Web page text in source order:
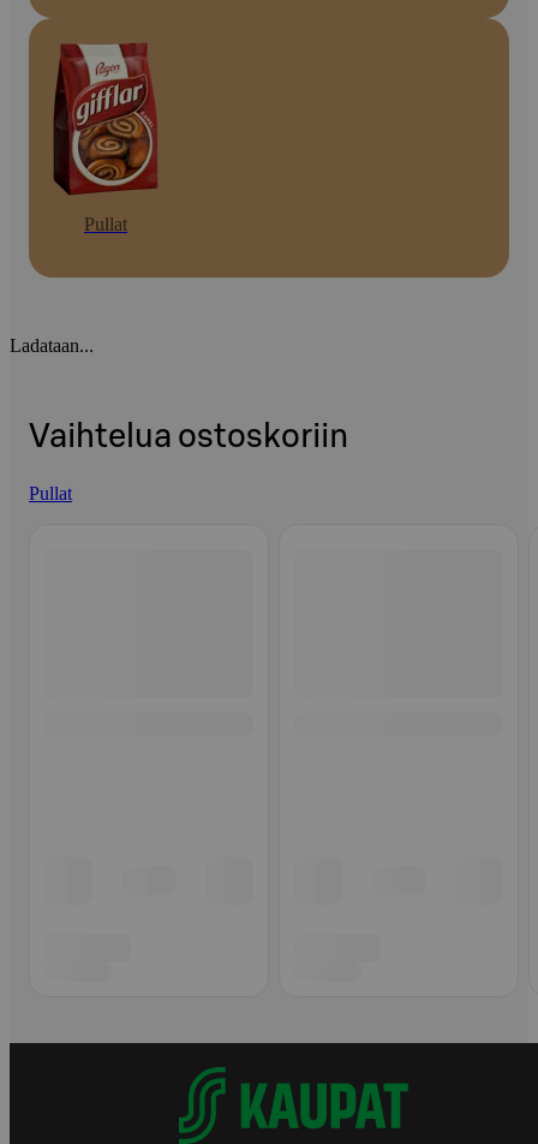
Pullat
Ladataan...
Vaihtelua ostoskoriin
Pullat